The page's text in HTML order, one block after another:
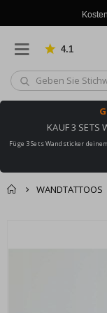
4.1
KAUF 3 SETS
Füge 3 Sets Wandsticker
WANDTATTOOS